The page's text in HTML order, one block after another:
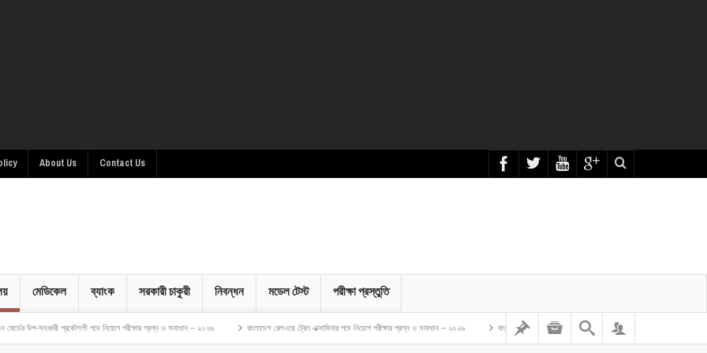
About Us Contact Us
মেডিকেল ব্যাংক সরকারী চাকুরী নিবন্ধন মডেল টেস্ট পরীক্ষা প্রস্তুতি
প্রকৌশলী পদে নিয়োগ পরীক্ষার প্রশ্ন ও সমাধান – ২০২৬ বাংলাদেশ রেলওয়ে ট্রেন এক্সামিনার পদে নিয়োগ পরীক্ষার প্রশ্ন ও সমাধান – ২০২৬ বাংলাদেশ গম ও ভুট্টা গবেষণা ইনস্টিটিউট এর অফিস সহকারী কাম কম্পিউটার মুদ্রাক্ষরিক নিয়োগ